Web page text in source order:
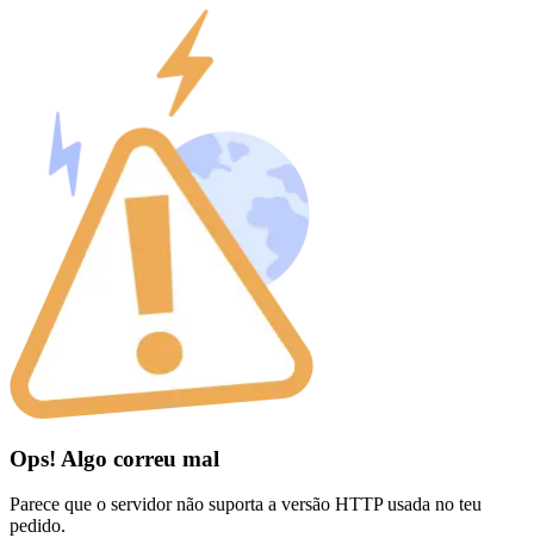
Ops! Algo correu mal
Parece que o servidor não suporta a versão HTTP usada no teu
pedido.